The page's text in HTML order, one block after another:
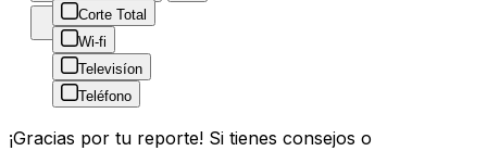
Corte Total
Wi-fi
Televisíon
Teléfono
¡Gracias por tu reporte! Si tienes consejos o